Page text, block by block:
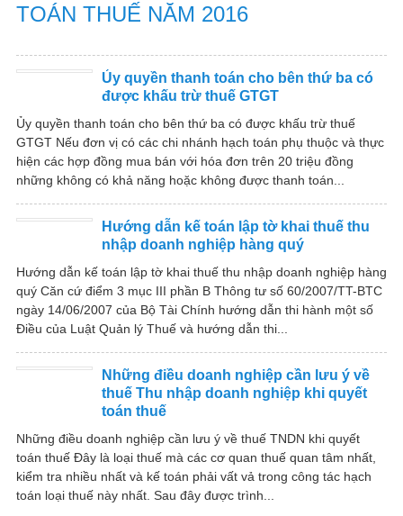
TOÁN THUẾ NĂM 2016
Ủy quyền thanh toán cho bên thứ ba có
được khấu trừ thuế GTGT
Ủy quyền thanh toán cho bên thứ ba có được khấu trừ thuế
GTGT Nếu đơn vị có các chi nhánh hạch toán phụ thuộc và thực
hiện các hợp đồng mua bán với hóa đơn trên 20 triệu đồng
những không có khả năng hoặc không được thanh toán...
Hướng dẫn kế toán lập tờ khai thuế thu
nhập doanh nghiệp hàng quý
Hướng dẫn kế toán lập tờ khai thuế thu nhập doanh nghiệp hàng
quý Căn cứ điểm 3 mục III phần B Thông tư số 60/2007/TT-BTC
ngày 14/06/2007 của Bộ Tài Chính hướng dẫn thi hành một số
Điều của Luật Quản lý Thuế và hướng dẫn thi...
Những điều doanh nghiệp cần lưu ý về
thuế Thu nhập doanh nghiệp khi quyết
toán thuế
Những điều doanh nghiệp cần lưu ý về thuế TNDN khi quyết
toán thuế Đây là loại thuế mà các cơ quan thuế quan tâm nhất,
kiểm tra nhiều nhất và kế toán phải vất vả trong công tác hạch
toán loại thuế này nhất. Sau đây được trình...